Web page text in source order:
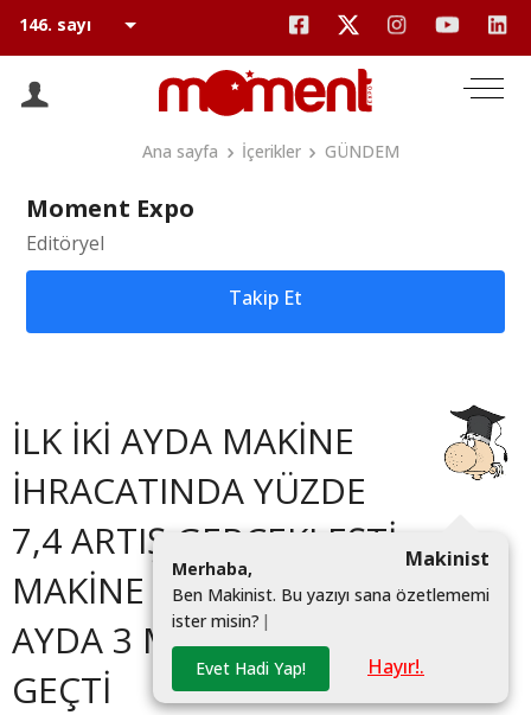
Ana sayfa İçerikler GÜNDEM
Moment Expo
Editöryel
Takip Et
İLK İKİ AYDA MAKİNE
İHRACATINDA YÜZDE
7,4 ARTIŞ GERÇEKLEŞTİ
MAKİNE İHRACATI İKİ
AYDA 3 MİLYAR DOLARI
GEÇTİ
Makinist
Merhaba,
Ben Makinist. Bu yazıyı sana özetlememi
ister misin? |
Evet Hadi Yap! Hayır!.